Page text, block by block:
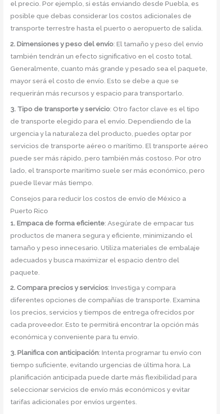
el precio. Por ejemplo, si estás enviando desde Puebla, es
posible que debas considerar los costos adicionales de
transporte terrestre hasta el puerto o aeropuerto de salida.
2. Dimensiones y peso del envío: El tamaño y peso del envío
también tendrán un efecto significativo en el costo total.
Generalmente, cuanto más grande y pesado sea el paquete,
mayor será el costo de envío. Esto se debe a que se
requerirán más recursos y espacio para transportarlo.
3. Tipo de transporte y servicio: Otro factor clave es el tipo
de transporte elegido para el envío. Dependiendo de la
urgencia y la naturaleza del producto, puedes optar por
servicios de transporte aéreo o marítimo. El transporte aéreo
puede ser más rápido, pero también más costoso. Por otro
lado, el transporte marítimo suele ser más económico, pero
puede llevar más tiempo.
Consejos para reducir los costos de envío de México a
Puerto Rico
1. Empaca de forma eficiente: Asegúrate de empacar tus
productos de manera segura y eficiente, minimizando el
tamaño y peso innecesario. Utiliza materiales de embalaje
adecuados y busca maximizar el espacio dentro del
paquete.
2. Compara precios y servicios: Investiga y compara
diferentes opciones de compañías de transporte. Examina
los precios, servicios y tiempos de entrega ofrecidos por
cada proveedor. Esto te permitirá encontrar la opción más
económica y conveniente para tu envío.
3. Planifica con anticipación: Intenta programar tu envío con
tiempo suficiente, evitando urgencias de última hora. La
planificación anticipada puede darte más flexibilidad para
seleccionar servicios de envío más económicos y evitar
tarifas adicionales por envíos urgentes.